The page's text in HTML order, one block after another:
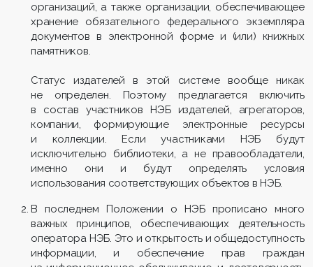
организаций, а также организации, обеспечивающее
хранение обязательного федерального экземпляра
документов в электронной форме и (или) книжных
памятников.
Статус издателей в этой системе вообще никак
не определен. Поэтому предлагается включить
в состав участников НЭБ издателей, агрегаторов,
компании, формирующие электронные ресурсы
и коллекции. Если участниками НЭБ будут
исключительно библиотеки, а не правообладатели,
именно они и будут определять условия
использования соответствующих объектов в НЭБ.
В последнем Положении о НЭБ прописано много
важных принципов, обеспечивающих деятельность
оператора НЭБ. Это и открытость и общедоступность
информации, и обеспечение прав граждан